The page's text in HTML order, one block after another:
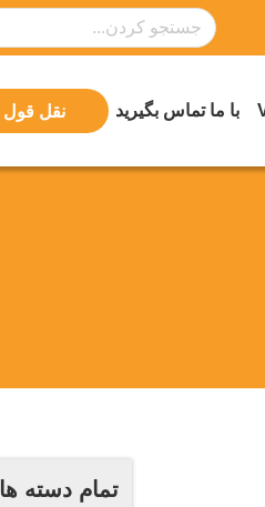
با ما تماس بگیرید نقل قول
تمام دسته ها